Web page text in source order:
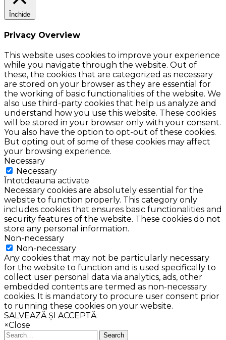
Închide
Privacy Overview
This website uses cookies to improve your experience
while you navigate through the website. Out of
these, the cookies that are categorized as necessary
are stored on your browser as they are essential for
the working of basic functionalities of the website. We
also use third-party cookies that help us analyze and
understand how you use this website. These cookies
will be stored in your browser only with your consent.
You also have the option to opt-out of these cookies.
But opting out of some of these cookies may affect
your browsing experience.
Necessary
Necessary
Întotdeauna activate
Necessary cookies are absolutely essential for the
website to function properly. This category only
includes cookies that ensures basic functionalities and
security features of the website. These cookies do not
store any personal information.
Non-necessary
Non-necessary
Any cookies that may not be particularly necessary
for the website to function and is used specifically to
collect user personal data via analytics, ads, other
embedded contents are termed as non-necessary
cookies. It is mandatory to procure user consent prior
to running these cookies on your website.
SALVEAZĂ ȘI ACCEPTĂ
×Close
Search